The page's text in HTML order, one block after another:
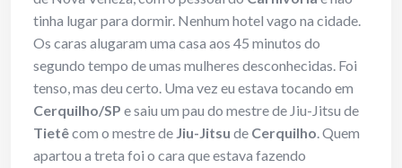
tinha lugar para dormir. Nenhum hotel vago na cidade.
Os caras alugaram uma casa aos 45 minutos do
segundo tempo de umas mulheres desconhecidas. Foi
tenso, mas deu certo. Uma vez eu estava tocando em
Cerquilho/SP e saiu um pau do mestre de Jiu-Jitsu de
Tietêcom o mestre de Jiu-Jitsu de Cerquilho. Quem
apartou a treta foi o cara que estava fazendo